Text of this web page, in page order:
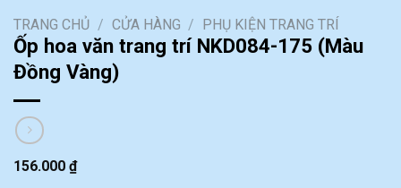
TRANG CHỦ / CỬA HÀNG / PHỤ KIỆN TRANG TRÍ
Ốp hoa văn trang trí NKD084-175 (Màu
Đồng Vàng)
156.000 ₫